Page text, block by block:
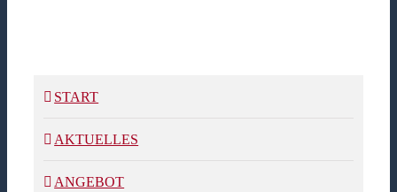
START
AKTUELLES
ANGEBOT